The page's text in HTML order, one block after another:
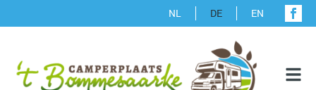
NL DE EN